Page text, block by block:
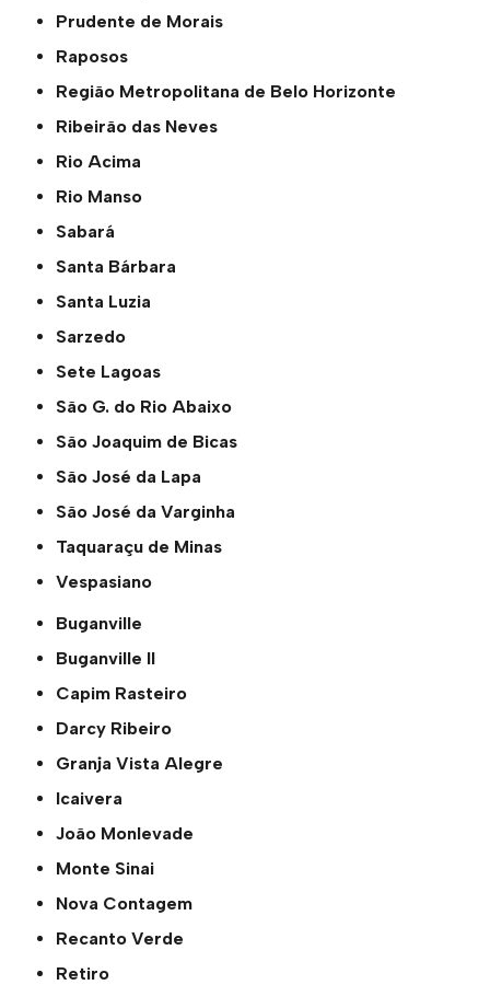
Prudente de Morais
Raposos
Região Metropolitana de Belo Horizonte
Ribeirão das Neves
Rio Acima
Rio Manso
Sabará
Santa Bárbara
Santa Luzia
Sarzedo
Sete Lagoas
São G. do Rio Abaixo
São Joaquim de Bicas
São José da Lapa
São José da Varginha
Taquaraçu de Minas
Vespasiano
Buganville
Buganville ll
Capim Rasteiro
Darcy Ribeiro
Granja Vista Alegre
Icaivera
João Monlevade
Monte Sinai
Nova Contagem
Recanto Verde
Retiro